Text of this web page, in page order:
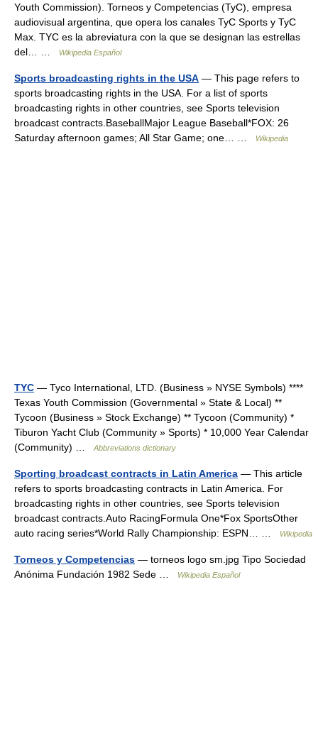
Youth Commission). Torneos y Competencias (TyC), empresa
audiovisual argentina, que opera los canales TyC Sports y TyC
Max. TYC es la abreviatura con la que se designan las estrellas
del… …
Wikipedia Español
Sports broadcasting rights in the USA — This page refers to
sports broadcasting rights in the USA. For a list of sports
broadcasting rights in other countries, see Sports television
broadcast contracts.BaseballMajor League Baseball*FOX: 26
Saturday afternoon games; All Star Game; one… …
Wikipedia
TYC — Tyco International, LTD. (Business » NYSE Symbols) ****
Texas Youth Commission (Governmental » State & Local) **
Tycoon (Business » Stock Exchange) ** Tycoon (Community) *
Tiburon Yacht Club (Community » Sports) * 10,000 Year Calendar
(Community) …
Abbreviations dictionary
Sporting broadcast contracts in Latin America — This article
refers to sports broadcasting contracts in Latin America. For
broadcasting rights in other countries, see Sports television
broadcast contracts.Auto RacingFormula One*Fox SportsOther
auto racing series*World Rally Championship: ESPN… …
Wikipedia
Torneos y Competencias — torneos logo sm.jpg Tipo Sociedad
Anónima Fundación 1982 Sede …
Wikipedia Español